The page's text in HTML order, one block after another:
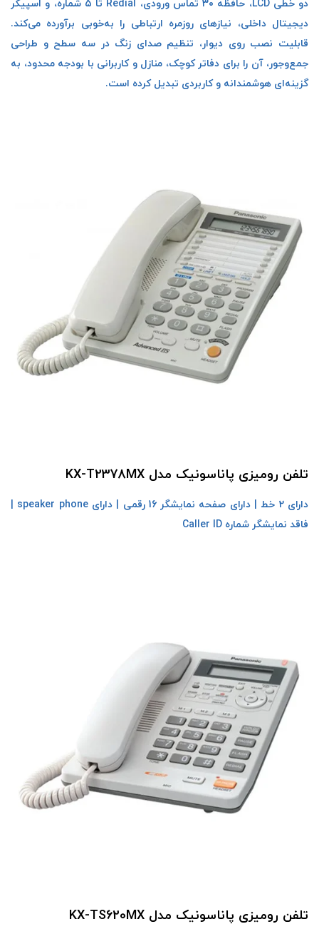
دو خطی LCD، حافظه ۳۰ تماس ورودی، Redial تا ۵ شماره، و اسپیکر
دیجیتال داخلی، نیازهای روزمره ارتباطی را به‌خوبی برآورده می‌کند.
قابلیت نصب روی دیوار، تنظیم صدای زنگ در سه سطح و طراحی
جمع‌وجور، آن را برای دفاتر کوچک، منازل و کاربرانی با بودجه محدود، به
گزینه‌ای هوشمندانه و کاربردی تبدیل کرده است.
تلفن رومیزی پاناسونیک مدل KX-T2378MX
فاقد نمایشگر شماره Caller ID
تلفن رومیزی پاناسونیک مدل KX-TS620MX